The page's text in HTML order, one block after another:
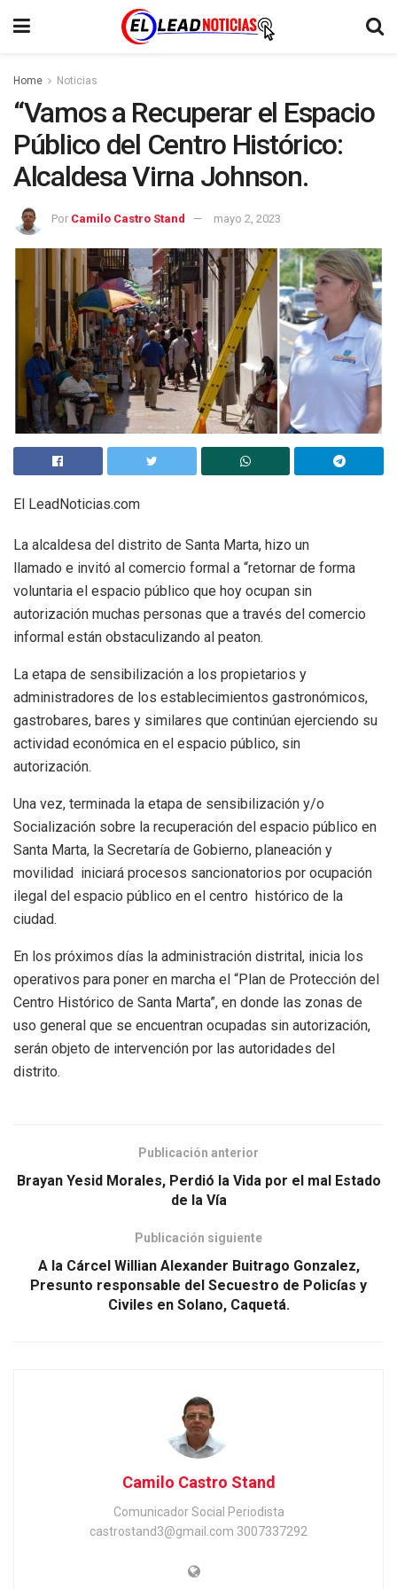
Home Noticias
“Vamos a Recuperar el Espacio
Público del Centro Histórico:
Alcaldesa Virna Johnson.
Por Camilo Castro Stand mayo 2, 2023
El LeadNoticias.com
La alcaldesa del distrito de Santa Marta, hizo un
llamado e invitó al comercio formal a “retornar de forma
voluntaria el espacio público que hoy ocupan sin
autorización muchas personas que a través del comercio
informal están obstaculizando al peaton.
La etapa de sensibilización a los propietarios y
administradores de los establecimientos gastronómicos,
gastrobares, bares y similares que continúan ejerciendo su
actividad económica en el espacio público, sin
autorización.
Una vez, terminada la etapa de sensibilización y/o
Socialización sobre la recuperación del espacio público en
Santa Marta, la Secretaría de Gobierno, planeación y
movilidad iniciará procesos sancionatorios por ocupación
ilegal del espacio público en el centro histórico de la
ciudad.
En los próximos días la administración distrital, inicia los
operativos para poner en marcha el “Plan de Protección del
Centro Histórico de Santa Marta”, en donde las zonas de
uso general que se encuentran ocupadas sin autorización,
serán objeto de intervención por las autoridades del
distrito.
Publicación anterior
Brayan Yesid Morales, Perdió la Vida por el mal Estado
de la Vía
Publicación siguiente
A la Cárcel Willian Alexander Buitrago Gonzalez,
Presunto responsable del Secuestro de Policías y
Civiles en Solano, Caquetá.
Camilo Castro Stand
Comunicador Social Periodista
castrostand3@gmail.com 3007337292